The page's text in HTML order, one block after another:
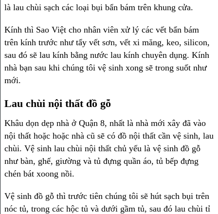
là lau chùi sạch các loại bụi bẩn bám trên khung cửa.
Kính thì Sao Việt cho nhân viên xử lý các vết bẩn bám
trên kính trước như tẩy vết sơn, vết xi măng, keo, silicon,
sau đó sẽ lau kính bằng nước lau kính chuyên dụng. Kính
nhà bạn sau khi chúng tôi vệ sinh xong sẽ trong suốt như
mới.
Lau chùi nội thất đồ gỗ
Khâu dọn dẹp nhà ở Quận 8, nhất là nhà mới xây đã vào
nội thất hoặc hoặc nhà cũ sẽ có đồ nội thất cần vệ sinh, lau
chùi. Vệ sinh lau chùi nội thất chủ yếu là vệ sinh đồ gỗ
như bàn, ghế, giường và tủ đựng quần áo, tủ bếp đựng
chén bát xoong nồi.
Vệ sinh đồ gỗ thì trước tiên chúng tôi sẽ hút sạch bụi trên
nóc tủ, trong các hộc tủ và dưới gầm tủ, sau đó lau chùi tỉ